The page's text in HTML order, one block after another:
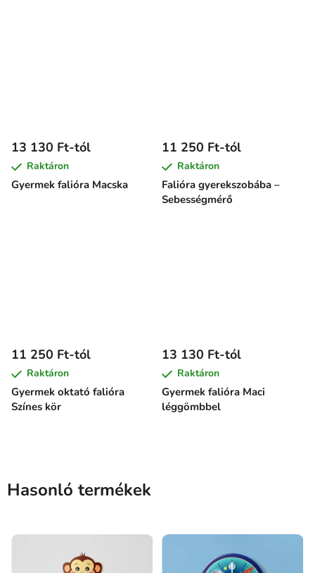
Gyermek falióra Macska
13 130 Ft-tól
Raktáron
Falióra gyerekszobába –
Sebességmérő
11 250 Ft-tól
Raktáron
Gyermek oktató falióra
Színes kör
11 250 Ft-tól
Raktáron
Gyermek falióra Maci
léggömbbel
13 130 Ft-tól
Raktáron
Hasonló termékek